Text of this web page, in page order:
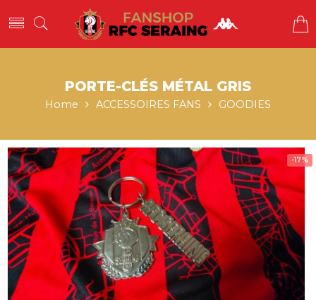
PORTE-CLÉS MÉTAL GRIS
Home ACCESSOIRES FANS GOODIES
-17%